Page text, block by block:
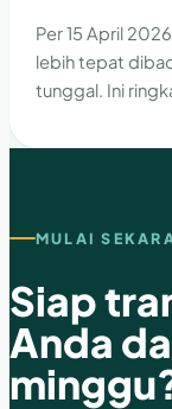
Per 15 April
lebih tepat
tunggal. Ini
MULAI
Siap
Anda